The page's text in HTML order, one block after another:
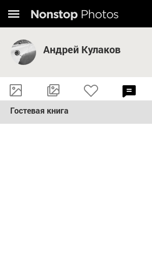
Андрей Кулаков
Гостевая книга